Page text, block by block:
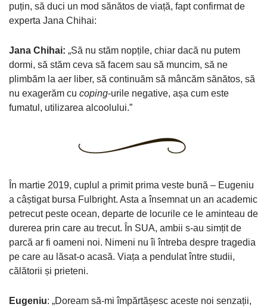
puțin, să duci un mod sănătos de viață, fapt confirmat de
experta Jana Chihai:
Jana Chihai: „Să nu stăm nopțile, chiar dacă nu putem
dormi, să stăm ceva să facem sau să muncim, să ne
plimbăm la aer liber, să continuăm să mâncăm sănătos, să
nu exagerăm cu coping-urile negative, așa cum este
fumatul, utilizarea alcoolului.”
În martie 2019, cuplul a primit prima veste bună – Eugeniu
a câștigat bursa Fulbright. Asta a însemnat un an academic
petrecut peste ocean, departe de locurile ce le aminteau de
durerea prin care au trecut. În SUA, ambii s-au simțit de
parcă ar fi oameni noi. Nimeni nu îi întreba despre tragedia
pe care au lăsat-o acasă. Viața a pendulat între studii,
călătorii și prieteni.
Eugeniu: „Doream să-mi împărtășesc aceste noi senzații,